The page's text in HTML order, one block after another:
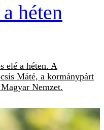
héten
elé a héten. A
Máté, a kormánypárt
Nemzet.